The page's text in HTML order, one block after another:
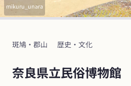
mikuru_unara
斑鳩・郡山 歴史・文化
奈良県立民俗博物館